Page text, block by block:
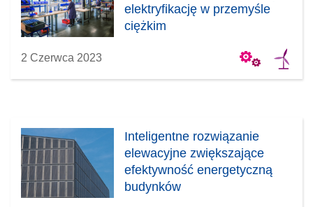
elektryfikację w przemyśle
ciężkim
2 Czerwca 2023
Inteligentne rozwiązanie
elewacyjne zwiększające
efektywność energetyczną
budynków